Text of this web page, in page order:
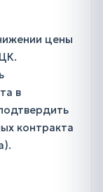
цены
в
контракта